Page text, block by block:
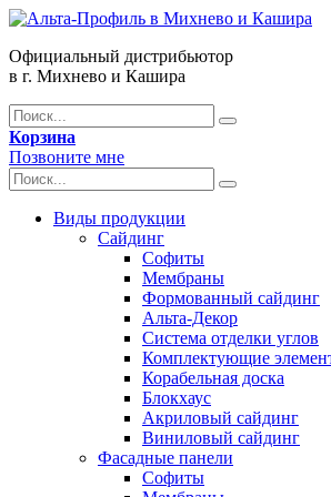
Официальный дистрибьютор
в г. Михнево и Кашира
Корзина
Позвоните мне
Виды продукции
Сайдинг
Софиты
Мембраны
Формованный сайдинг
Альта-Декор
Система отделки углов
Комплектующие
Корабельная доска
Блокхаус
Акриловый сайдинг
Виниловый сайдинг
Фасадные панели
Софиты